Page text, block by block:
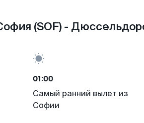
(SOF) -
01:00
Самый ранний вылет из
Софии